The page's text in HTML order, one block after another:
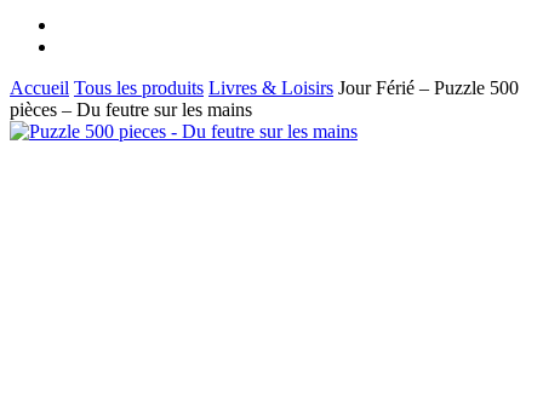
Accueil Tous les produits Livres & Loisirs Jour Férié – Puzzle 500
pièces – Du feutre sur les mains